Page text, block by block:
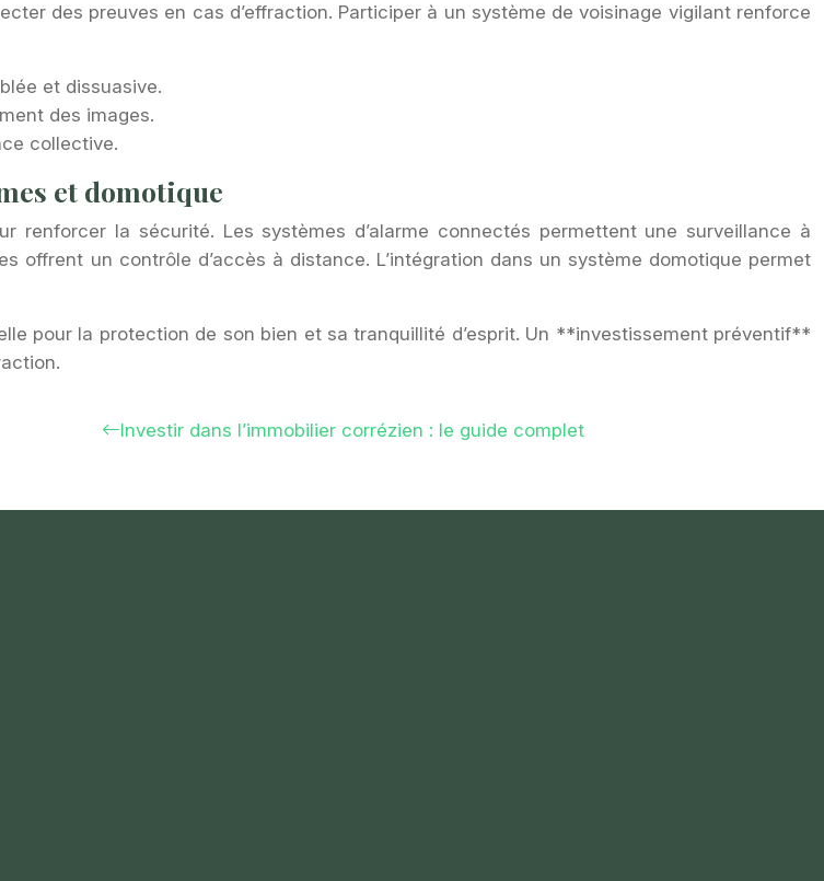
des preuves en cas d’effraction. Participer à un système de voisinage vigilant renforce
et dissuasive.
des images.
collective.
et domotique
renforcer la sécurité. Les systèmes d’alarme connectés permettent une surveillance à
offrent un contrôle d’accès à distance. L’intégration dans un système domotique permet
pour la protection de son bien et sa tranquillité d’esprit. Un **investissement préventif**
Investir dans l’immobilier corrézien : le guide complet